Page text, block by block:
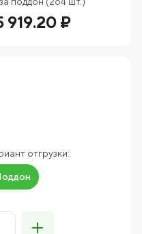
919.20 ₽
отгрузки: